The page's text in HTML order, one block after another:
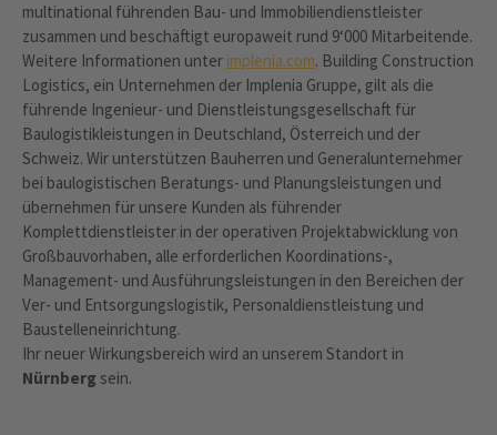
multinational führenden Bau- und Immobiliendienstleister
zusammen und beschäftigt europaweit rund 9‘000 Mitarbeitende.
Weitere Informationen unter implenia.com. Building Construction
Logistics, ein Unternehmen der Implenia Gruppe, gilt als die
führende Ingenieur- und Dienstleistungsgesellschaft für
Baulogistikleistungen in Deutschland, Österreich und der
Schweiz. Wir unterstützen Bauherren und Generalunternehmer
bei baulogistischen Beratungs- und Planungsleistungen und
übernehmen für unsere Kunden als führender
Komplettdienstleister in der operativen Projektabwicklung von
Großbauvorhaben, alle erforderlichen Koordinations-,
Management- und Ausführungsleistungen in den Bereichen der
Ver- und Entsorgungslogistik, Personaldienstleistung und
Baustelleneinrichtung.
Ihr neuer Wirkungsbereich wird an unserem Standort in
Nürnberg sein.